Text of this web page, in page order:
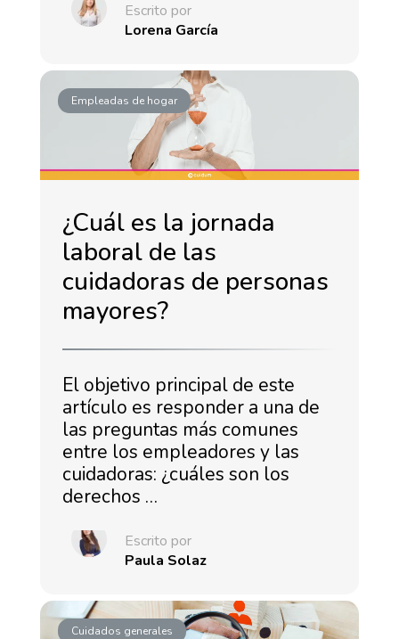
Escrito por
Lorena García
Empleadas de hogar
¿Cuál es la jornada
laboral de las
cuidadoras de personas
mayores?
El objetivo principal de este
artículo es responder a una de
las preguntas más comunes
entre los empleadores y las
cuidadoras: ¿cuáles son los
derechos …
Escrito por
Paula Solaz
Cuidados generales